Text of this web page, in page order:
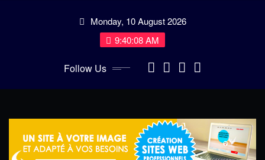
Monday, 10 August 2026
9:40:09 AM
Follow Us